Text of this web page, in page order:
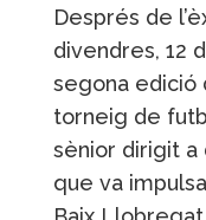
Després de
divendres, 12
segona edició
torneig de
sènior dirigit a
que va